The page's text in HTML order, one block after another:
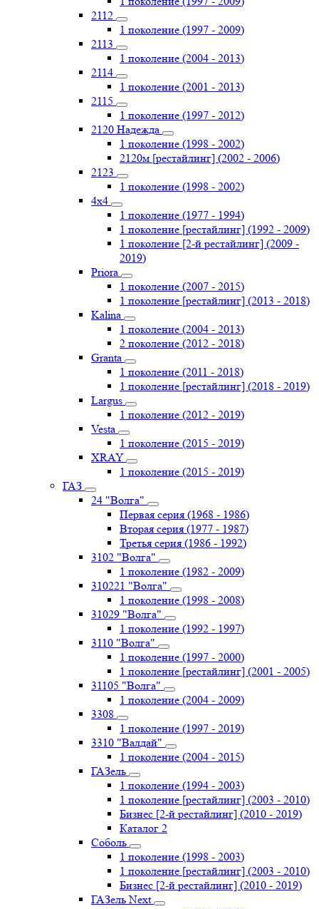
2112
1 поколение (1997 - 2009)
2113
1 поколение (2004 - 2013)
2114
1 поколение (2001 - 2013)
2115
1 поколение (1997 - 2012)
2120 Надежда
1 поколение (1998 - 2002)
2120м [рестайлинг] (2002 - 2006)
2123
1 поколение (1998 - 2002)
4х4
1 поколение (1977 - 1994)
1 поколение [рестайлинг] (1992 - 2009)
1 поколение [2-й рестайлинг] (2009 -
2019)
Priоra
1 поколение (2007 - 2015)
1 поколение [рестайлинг] (2013 - 2018)
Kalina
1 поколение (2004 - 2013)
2 поколение (2012 - 2018)
Granta
1 поколение (2011 - 2018)
1 поколение [рестайлинг] (2018 - 2019)
Largus
1 поколение (2012 - 2019)
Vesta
1 поколение (2015 - 2019)
XRAY
1 поколение (2015 - 2019)
ГАЗ
24 "Волга"
Первая серия (1968 - 1986)
Вторая серия (1977 - 1987)
Третья серия (1986 - 1992)
3102 "Волга"
1 поколение (1982 - 2009)
310221 "Волга"
1 поколение (1998 - 2008)
31029 "Волга"
1 поколение (1992 - 1997)
3110 "Волга"
1 поколение (1997 - 2000)
1 поколение [рестайлинг] (2001 - 2005)
31105 "Волга"
1 поколение (2004 - 2009)
3308
1 поколение (1997 - 2019)
3310 "Валдай"
1 поколение (2004 - 2015)
ГАЗель
1 поколение (1994 - 2003)
1 поколение [рестайлинг] (2003 - 2010)
Бизнес [2-й рестайлинг] (2010 - 2019)
Каталог 2
Соболь
1 поколение (1998 - 2003)
1 поколение [рестайлинг] (2003 - 2010)
Бизнес [2-й рестайлинг] (2010 - 2019)
ГАЗель Next